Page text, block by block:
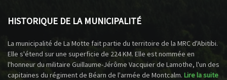
HISTORIQUE DE LA MUNICIPALITÉ
La municipalité de La Motte fait partie du territoire de la MRC d'Abitibi.
Elle s'étend sur une superficie de 224 KM. Elle est nommée en
l'honneur du militaire Guillaume-Jérôme Vacquier de Lamothe, l'un des
capitaines du régiment de Béarn de l'armée de Montcalm. Lire la suite